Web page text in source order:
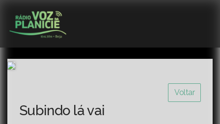
Voltar
Subindo lá vai